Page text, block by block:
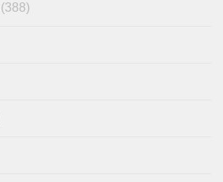
(388)